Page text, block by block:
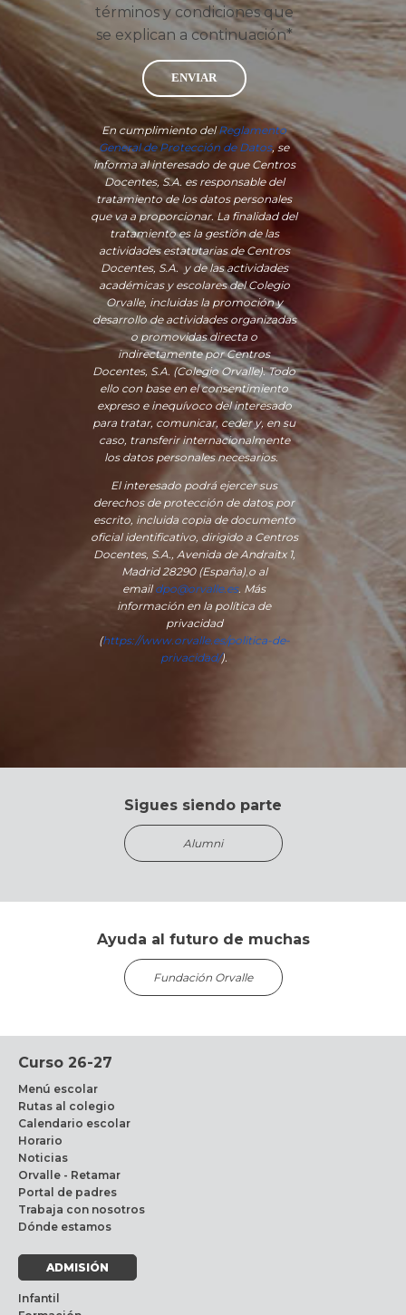
términos y condiciones que
se explican a continuación*
ENVIAR
En cumplimiento delReglamento
General de Protección de Datos, se
informa al interesado de que Centros
Docentes, S.A. es responsable del
tratamiento de los datos personales
que va a proporcionar. La finalidad del
tratamiento es la gestión de las
actividades estatutarias de Centros
Docentes, S.A. y de las actividades
académicas y escolares del Colegio
Orvalle, incluidas la promoción y
desarrollo de actividades organizadas
o promovidas directa o
indirectamente por Centros
Docentes, S.A. (Colegio Orvalle). Todo
ello con base en el consentimiento
expreso e inequívoco del interesado
para tratar, comunicar, ceder y, en su
caso, transferir internacionalmente
los datos personales necesarios.
El interesado podrá ejercer sus
derechos de protección de datos por
escrito, incluida copia de documento
oficial identificativo, dirigido a Centros
Docentes, S.A., Avenida de Andraitx 1,
Madrid 28290 (España),o al
emaildpo@orvalle.es. Más
información en la política de
privacidad
(https://www.orvalle.es/politica-de-
privacidad/).
Sigues siendo parte
Alumni
Ayuda al futuro de muchas
Fundación Orvalle
Curso 26-27
Menú escolar
Rutas al colegio
Calendario escolar
Horario
Noticias
Orvalle - Retamar
Portal de padres
Trabaja con nosotros
Dónde estamos
ADMISIÓN
Infantil